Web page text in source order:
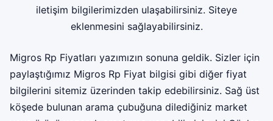
iletişim bilgilerimizden ulaşabilirsiniz. Siteye
eklenmesini sağlayabilirsiniz.
Migros Rp Fiyatları yazımızın sonuna geldik. Sizler için
paylaştığımız Migros Rp Fiyat bilgisi gibi diğer fiyat
bilgilerini sitemiz üzerinden takip edebilirsiniz. Sağ üst
köşede bulunan arama çubuğuna dilediğiniz market